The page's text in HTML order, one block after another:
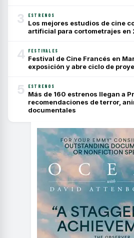
3 ESTRENOS
Los mejores estudios de cine
artificial para cortometrajes en
4 FESTIVALES
Festival de Cine Francés en
exposición y abre ciclo de
5 ESTRENOS
Más de 160 estrenos llegan a
recomendaciones de terror,
documentales